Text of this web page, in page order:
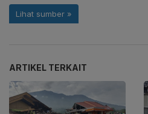
ARTIKEL TERKAIT